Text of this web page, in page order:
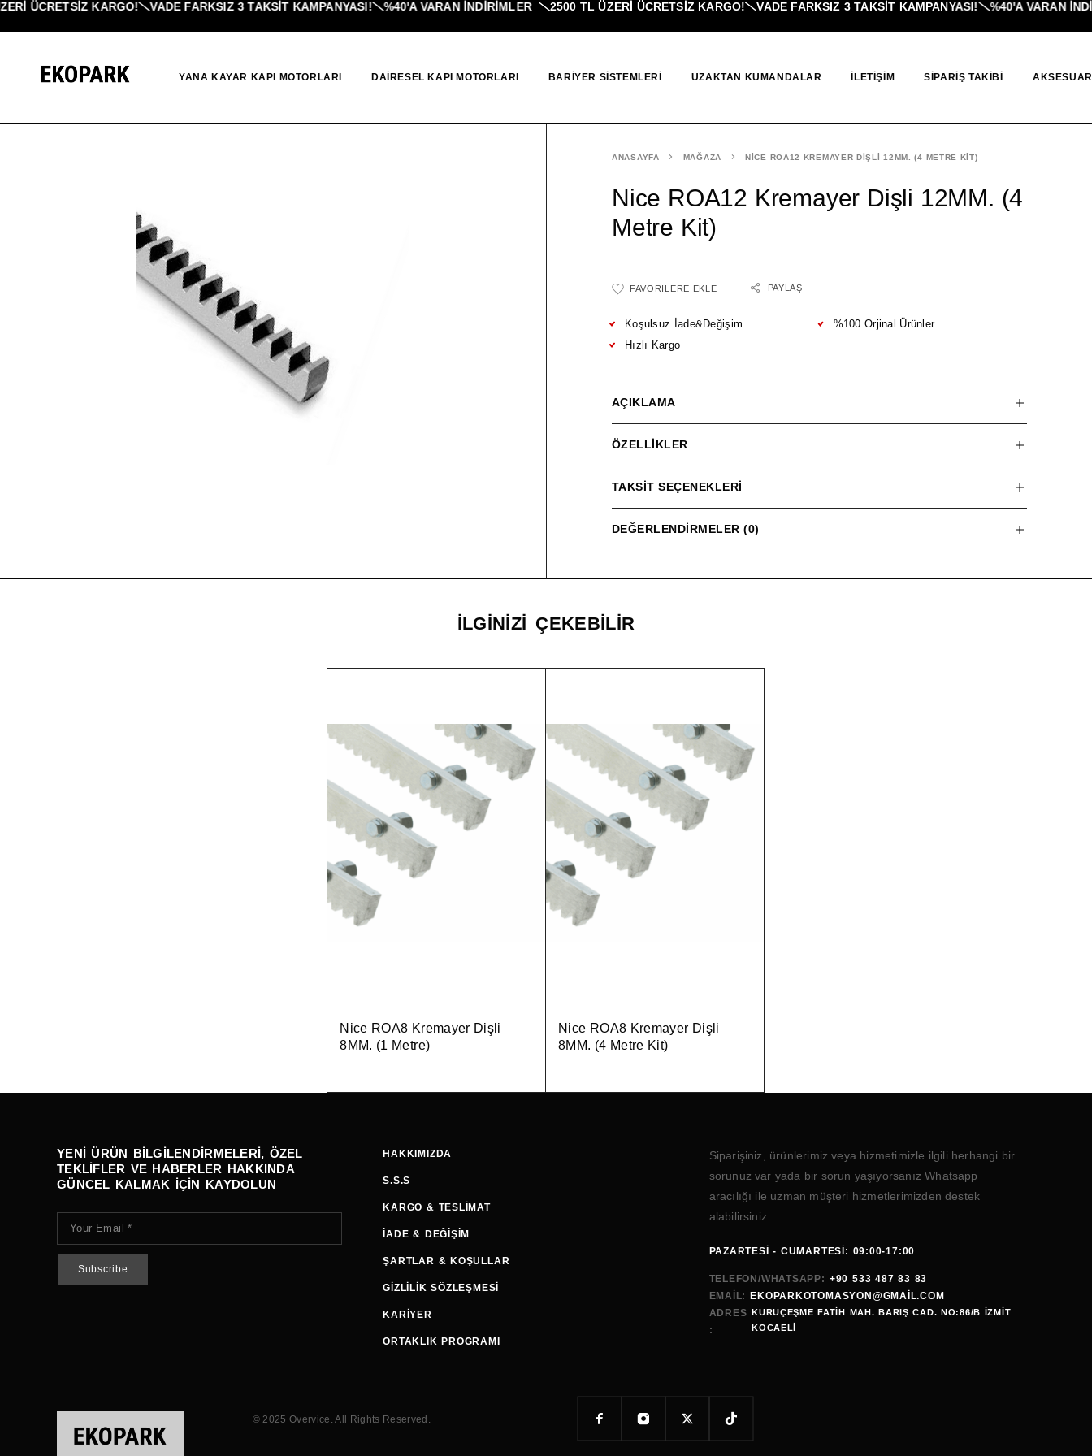
ÜCRETSİZ KARGO! VADE FARKSIZ 3 TAKSIT KAMPANYASI! %40'A VARAN İNDIRIMLER 2500 TL ÜZERI ÜCRETSİZ KARGO! VADE FARKSIZ 3 TAKSIT KAMPANYASI! %40'A VARAN
YANA KAYAR KAPI MOTORLARI DAIRESEL KAPI MOTORLARI BARIYER SISTEMLERI UZAKTAN KUMANDALAR İLETIŞIM SIPARIŞ TAKIBI
ANASAYFA MAĞAZA NICE ROA12 KREMAYER DIŞLI 12MM. (4 METRE KIT)
Nice ROA12 Kremayer Dişli 12MM. (4
Metre Kit)
FAVORILERE EKLE PAYLAŞ
Koşulsuz İade&Değişim
Hızlı Kargo
%100 Orjinal Ürünler
AÇIKLAMA
ÖZELLIKLER
TAKSIT SEÇENEKLERI
DEĞERLENDIRMELER (0)
İLGINIZI ÇEKEBILIR
Nice ROA8 Kremayer Dişli
8MM. (1 Metre)
Nice ROA8 Kremayer Dişli
8MM. (4 Metre Kit)
YENI ÜRÜN BILGILENDIRMELERI, ÖZEL
TEKLIFLER VE HABERLER HAKKINDA
GÜNCEL KALMAK IÇIN KAYDOLUN
HAKKIMIZDA
S.S.S
KARGO & TESLIMAT
İADE & DEĞIŞIM
ŞARTLAR & KOŞULLAR
GIZLILIK SÖZLEŞMESI
KARIYER
ORTAKLIK PROGRAMI
Siparişiniz, ürünlerimiz veya hizmetimizle ilgili herhangi bir
sorunuz var yada bir sorun yaşıyorsanız Whatsapp
aracılığı ile uzman müşteri hizmetlerimizden destek
alabilirsiniz.
PAZARTESI - CUMARTESI: 09:00-17:00
TELEFON/WHATSAPP: +90 533 487 83 83
EMAIL:
EKOPARKOTOMASYON@GMAİL.COM
ADRES
:
KURUÇEŞME FATİH MAH. BARIŞ CAD. NO:86/B İZMİT
KOCAELI
© 2025 Overvice. All Rights Reserved.